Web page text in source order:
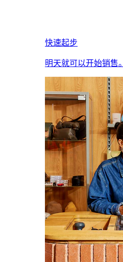
快速起步
明天就可以开始销售。